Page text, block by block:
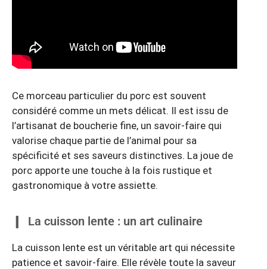
Ce morceau particulier du porc est souvent
considéré comme un mets délicat. Il est issu de
l’artisanat de boucherie fine, un savoir-faire qui
valorise chaque partie de l’animal pour sa
spécificité et ses saveurs distinctives. La joue de
porc apporte une touche à la fois rustique et
gastronomique à votre assiette.
La cuisson lente : un art culinaire
La cuisson lente est un véritable art qui nécessite
patience et savoir-faire. Elle révèle toute la saveur